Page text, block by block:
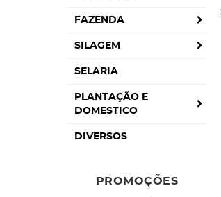
FAZENDA
SILAGEM
SELARIA
PLANTAÇÃO E
DOMESTICO
DIVERSOS
PROMOÇÕES